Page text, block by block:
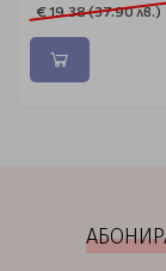
€ 19.38 (37.90 лв.)